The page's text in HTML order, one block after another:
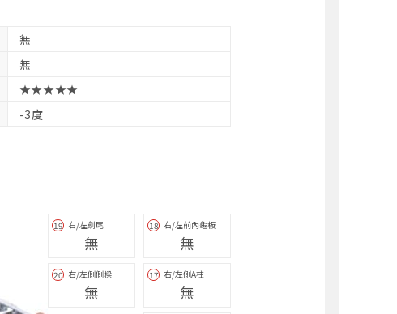
無
無
★★★★★
-3度
17 右/左側A柱
無
18 右/左前內龜板
無
19 右/左劍尾
無
20 右/左側側樑
無